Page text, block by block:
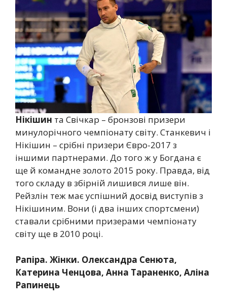
Нікішин та Свічкар – бронзові призери
минулорічного чемпіонату світу. Станкевич і
Нікішин – срібні призери Євро-2017 з
іншими партнерами. До того ж у Богдана є
ще й командне золото 2015 року. Правда, від
того складу в збірній лишився лише він.
Рейзлін теж має успішний досвід виступів з
Нікішиним. Вони (і два інших спортсмени)
ставали срібними призерами чемпіонату
світу ще в 2010 році.
Рапіра. Жінки. Олександра Сенюта,
Катерина Ченцова, Анна Тараненко, Аліна
Рапинець